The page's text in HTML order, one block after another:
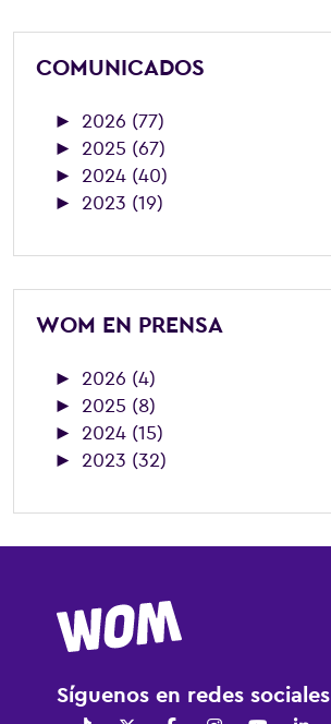
COMUNICADOS
► 2026 (77)
► 2025 (67)
► 2024 (40)
► 2023 (19)
WOM EN PRENSA
► 2026 (4)
► 2025 (8)
► 2024 (15)
► 2023 (32)
Síguenos en redes sociales